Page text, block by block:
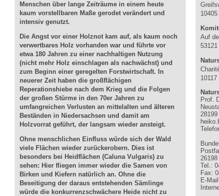
Menschen über lange Zeiträume in einem heute
kaum vorstellbaren Maße gerodet verändert und
intensiv genutzt.
Die Angst vor einer Holznot kam auf, als kaum noch
verwertbares Holz vorhanden war und führte vor
etwa 180 Jahren zu einer nachhaltigen Nutzung
(nicht mehr Holz einschlagen als nachwächst) und
zum Beginn einer geregelten Forstwirtschaft. In
neuerer Zeit haben die großflächigen
Reperationshiebe nach dem Krieg und die Folgen
der großen Stürme in den 70er Jahren zu
umfangreichen Verlusten an mittelalten und älteren
Beständen in Niedersachsen und damit am
Holzvorrat geführt, der langsam wieder ansteigt.
Ohne menschlichen Einfluss würde sich der Wald
viele Flächen wieder zurückerobern. Dies ist
besonders bei Heidflächen (Caluna Vulgaris) zu
sehen: Hier fliegen immer wieder die Samen von
Birken und Kiefern natürlich an. Ohne die
Beseitigung der daraus entstehenden Sämlinge
würde die konkurrenzschwächere Heide nicht zu
Auf
Prof.
26198
Tel.:
Fax:
E-